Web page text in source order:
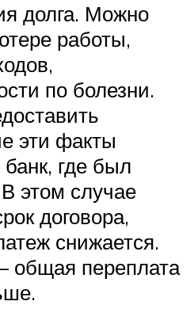
долга. Можно
работы,
по болезни.
эти факты
где был
этом случае
договора,
снижается.
общая переплата